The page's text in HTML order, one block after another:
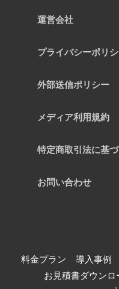
運営会社
プライバシーポリ
外部送信ポリシー
メディア利用規約
特定商取引法に基
お問い合わせ
料金プラン 導入事例
お見積書ダウンロ